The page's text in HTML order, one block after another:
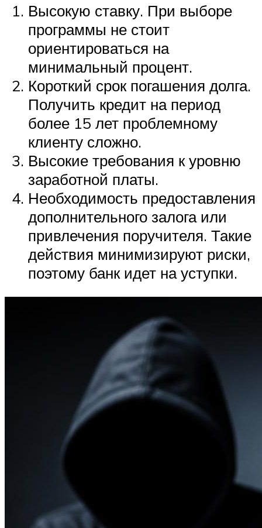
Высокую ставку. При выборе
программы не стоит
ориентироваться на
минимальный процент.
Короткий срок погашения долга.
Получить кредит на период
более 15 лет проблемному
клиенту сложно.
Высокие требования к уровню
заработной платы.
Необходимость предоставления
дополнительного залога или
привлечения поручителя. Такие
действия минимизируют риски,
поэтому банк идет на уступки.